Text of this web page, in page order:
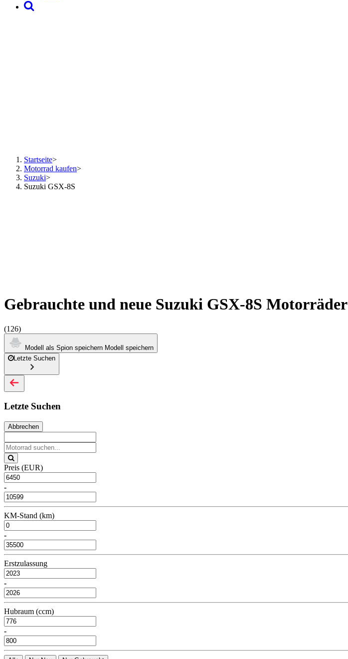
Startseite>
Motorrad kaufen>
Suzuki>
Suzuki GSX-8S
Gebrauchte und neue Suzuki GSX-8S Motorräder
(126)
Modell als Spion speichern Modell speichern
Letzte Suchen
Letzte Suchen
Abbrechen
Preis (EUR)
-
KM-Stand (km)
-
Erstzulassung
-
Hubraum (ccm)
-